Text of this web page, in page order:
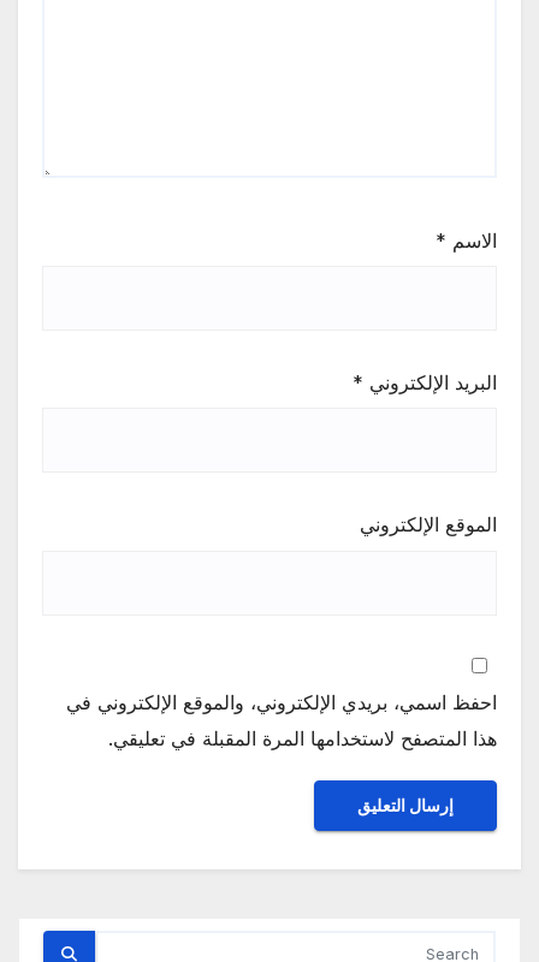
الاسم *
البريد الإلكتروني *
الموقع الإلكتروني
احفظ اسمي، بريدي الإلكتروني، والموقع الإلكتروني في
هذا المتصفح لاستخدامها المرة المقبلة في تعليقي.